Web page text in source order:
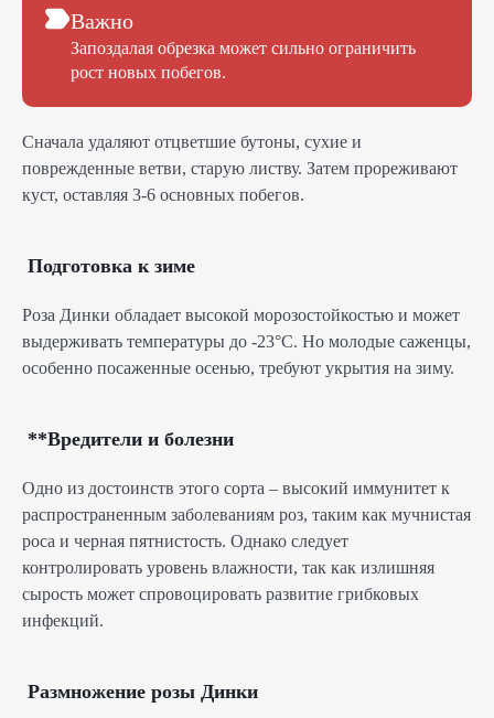
Важно
Запоздалая обрезка может сильно ограничить
рост новых побегов.
Сначала удаляют отцветшие бутоны, сухие и
поврежденные ветви, старую листву. Затем прореживают
куст, оставляя 3-6 основных побегов.
Подготовка к зиме
Роза Динки обладает высокой морозостойкостью и может
выдерживать температуры до -23°C. Но молодые саженцы,
особенно посаженные осенью, требуют укрытия на зиму.
**Вредители и болезни
Одно из достоинств этого сорта – высокий иммунитет к
распространенным заболеваниям роз, таким как мучнистая
роса и черная пятнистость. Однако следует
контролировать уровень влажности, так как излишняя
сырость может спровоцировать развитие грибковых
инфекций.
Размножение розы Динки